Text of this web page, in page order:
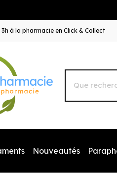
à la pharmacie en Click & Collect
Autour de la
Nouveautés